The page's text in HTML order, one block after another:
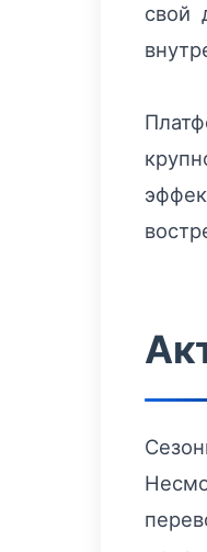
свой